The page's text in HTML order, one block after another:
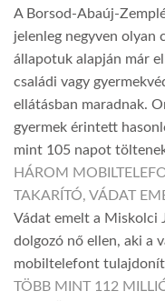
A Borsod-Abaúj-
jelenleg negyven olyan
állapotuk alapján már
családi vagy
ellátásban maradnak.
gyermek érintett
mint 105 napot
HÁROM
TAKARÍTÓ, VÁDAT
Vádat emelt a Miskolci
dolgozó nő ellen, aki a
mobiltelefont
TÖBB MINT 112